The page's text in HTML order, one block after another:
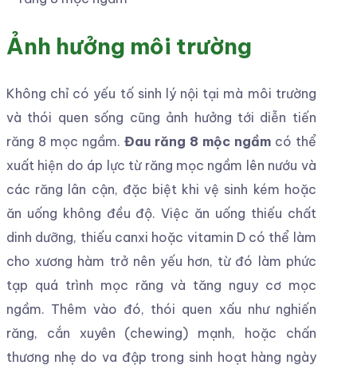
Ảnh hưởng môi trường
Không chỉ có yếu tố sinh lý nội tại mà môi trường
và thói quen sống cũng ảnh hưởng tới diễn tiến
răng 8 mọc ngầm. Đau răng 8 mộc ngầmcó thể
xuất hiện do áp lực từ răng mọc ngầm lên nướu và
các răng lân cận, đặc biệt khi vệ sinh kém hoặc
ăn uống không đều độ. Việc ăn uống thiếu chất
dinh dưỡng, thiếu canxi hoặc vitamin D có thể làm
cho xương hàm trở nên yếu hơn, từ đó làm phức
tạp quá trình mọc răng và tăng nguy cơ mọc
ngầm. Thêm vào đó, thói quen xấu như nghiến
răng, cắn xuyên (chewing) mạnh, hoặc chấn
thương nhẹ do va đập trong sinh hoạt hàng ngày